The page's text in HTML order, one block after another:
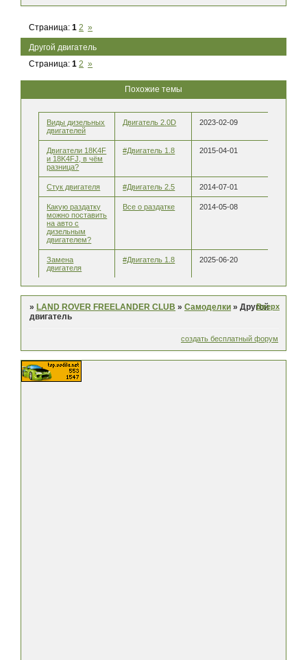
Другой двигатель
Страница:1 2 »
Страница:1 2 »
Похожие темы
Виды дизельных
двигателей
Двигатель 2.0D 2023-02-09
Двигатели 18K4F
и 18K4FJ, в чём
разница?
#Двигатель 1.8 2015-04-01
Стук двигателя #Двигатель 2.5 2014-07-01
Какую раздатку
можно поставить
на авто с
дизельным
двигателем?
Все о раздатке 2014-05-08
Замена
двигателя
#Двигатель 1.8 2025-06-20
» LAND ROVER FREELANDER CLUB »Самоделки »Другой
двигатель
Вверх
создать бесплатный форум